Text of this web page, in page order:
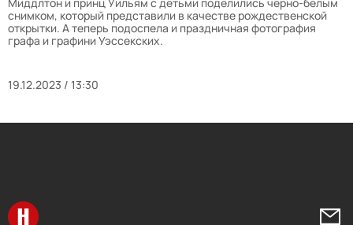
снимком, который представили в качестве рождественской
открытки. А теперь подоспела и праздничная фотография
графа и графини Уэссекских.
19.12.2023 / 13:30
Перейти на главную